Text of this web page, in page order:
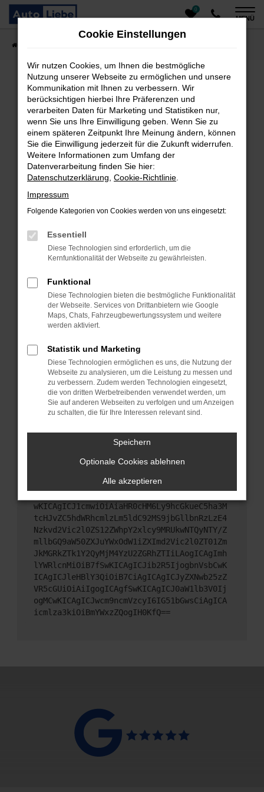
Zum
Hauptinhalt
0
MENÜ
Fehler: Network Error
Beim Laden ist ein Fehler aufgetreten.
Hier sind ein paar Tipps, die dir helfen können:
Überprüfe deine Firewall und deine
Internetverbindung.
Laden andere Webseiten, zum Beispiel deine
Suchmaschine?
Prüfe deine Browsererweiterungen.
das Laden bestimmter Seiten verhindern.
Funktioniert die Seite in einem anderen Browser
oder in einem privaten Fenster?
Das kann manchmal helfen, vorübergehende
Probleme zu beheben.
Stelle sicher, dass dein Browser und dein
Betriebssystem auf dem neuesten Stand sind.
Sicherheitsrisiko, sondern kann auch dazu führen,
dass bestimmte Funktionen nicht mehr
unterstützt werden.
Wende dich an den Webseitenbetreiber.
Wenn du alle oben genannten Schritte versucht
hast, kontaktiere uns bitte. Wir werden versuchen,
das Problem zu beheben. Du kannst uns diesen
Text schicken, um uns bei der Fehlersuche zu
unterstützen:
ewogICJuYW1lIjogIk5ldHdvcmtFcnJvciIsCiAgI
mNvbmZpZyI6IHsKICAgICJtZXRob2QiOiAiR0VUIi
wKICAgICJ1cmwiOiAiaHR0cHM6Ly9hcGkueC5ha3M
tcHJvZC5hdWRhcmlzLm5ldC92MS9jbGllbnRzLzE4
Nzkvd2Vic2l0ZS12ZWhpY2xlcy9MRUkwNTQyNTY/Z
mllbGQ9aW50ZXJuYWxOdW1iZXImd2Vic2l0ZT01Zm
JkMGRkZTk1Y2QyMjM4YzU2ZGRhZTIiLAogICAgImh
lYWRlcnMiOiB7fSwKICAgICJib2R5IjogbnVsbCwK
ICAgICJleHBlY3QiOiB7CiAgICAgICJyZXNwb25zZ
VR5cGUiOiAiIgogICAgfSwKICAgICJ0aW1lb3V0Ij
ogMCwKICAgICJwcm9ncmVzcyI6IG51bGwsCiAgICA
icmlza3kiOiBmYWxzZQogIH0KfQ==
Cookie Einstellungen
Wir nutzen Cookies, um Ihnen die bestmögliche
Nutzung unserer Webseite zu ermöglichen und unsere
Kommunikation mit Ihnen zu verbessern. Wir
berücksichtigen hierbei Ihre Präferenzen und
verarbeiten Daten für Marketing und Statistiken nur,
wenn Sie uns Ihre Einwilligung geben. Wenn Sie zu
einem späteren Zeitpunkt Ihre Meinung ändern, können
Sie die Einwilligung jederzeit für die Zukunft widerrufen.
Weitere Informationen zum Umfang der
Datenverarbeitung finden Sie hier:
Datenschutzerklärung Cookie-Richtlinie
Impressum
Folgende Kategorien von Cookies werden von uns eingesetzt:
Essentiell
Diese Technologien sind erforderlich, um die
Kernfunktionalität der Webseite zu gewährleisten.
Funktional
Diese Technologien bieten die bestmögliche Funktionalität
der Webseite. Services von Drittanbietern wie Google
Maps, Chats, Fahrzeugbewertungssystem und weitere
werden aktiviert.
Statistik und Marketing
Diese Technologien ermöglichen es uns, die Nutzung der
Webseite zu analysieren, um die Leistung zu messen und
zu verbessern. Zudem werden Technologien eingesetzt,
die von dritten Werbetreibenden verwendet werden, um
Sie auf anderen Webseiten zu verfolgen und um Anzeigen
zu schalten, die für Ihre Interessen relevant sind.
Speichern
Optionale Cookies ablehnen
Alle akzeptieren